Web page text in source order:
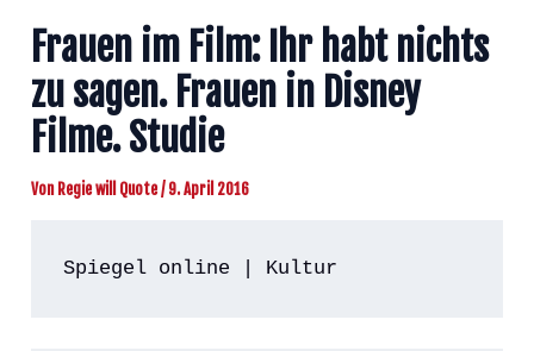
Frauen im Film: Ihr habt nichts
zu sagen. Frauen in Disney
Filme. Studie
Von Regie will Quote/9. April 2016
Spiegel online | Kultur